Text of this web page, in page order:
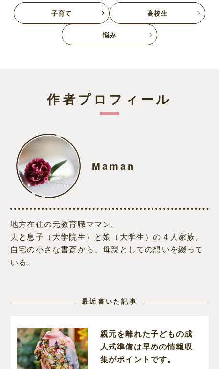
子育て 高校生
悩み
作者プロフィール
Maman
地方在住の元教育職ママン。
夫と息子（大学院生）と娘（大学生）の４人家族。
自宅の小さな書斎から、母親としての想いを綴って
いる。
最近書いた記事
親元を離れた子どもの成
人式準備は早めの情報収
集がポイントです。